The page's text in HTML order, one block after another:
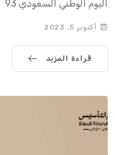
اليوم الوطني السعودي 93
أكتوبر 5, 2023
قراءة المزيد